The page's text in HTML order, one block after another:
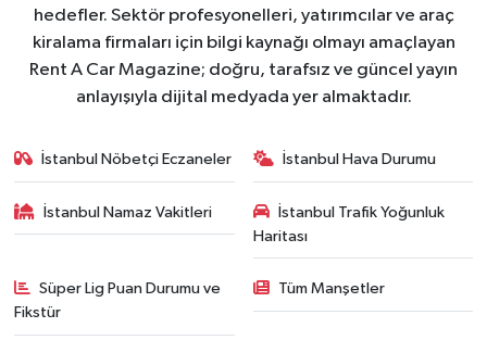
hedefler. Sektör profesyonelleri, yatırımcılar ve araç
kiralama firmaları için bilgi kaynağı olmayı amaçlayan
Rent A Car Magazine; doğru, tarafsız ve güncel yayın
anlayışıyla dijital medyada yer almaktadır.
İstanbul Nöbetçi Eczaneler İstanbul Hava Durumu
İstanbul Namaz Vakitleri
İstanbul Trafik Yoğunluk
Haritası
Süper Lig Puan Durumu ve
Fikstür
Tüm Manşetler